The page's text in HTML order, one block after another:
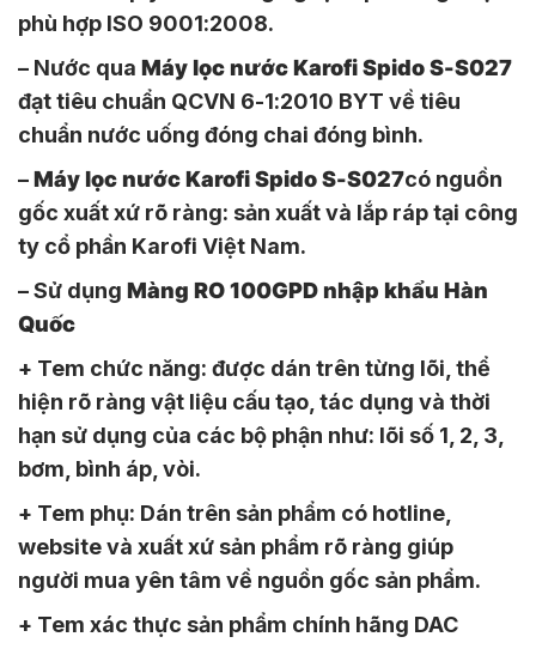
phù hợp ISO 9001:2008.
– Nước qua Máy lọc nước Karofi Spido S-S027
đạt tiêu chuẩn QCVN 6-1:2010 BYT về tiêu
chuẩn nước uống đóng chai đóng bình.
–Máy lọc nước Karofi Spido S-S027có nguồn
gốc xuất xứ rõ ràng: sản xuất và lắp ráp tại công
ty cổ phần Karofi Việt Nam.
– Sử dụng Màng RO 100GPD nhập khẩu Hàn
Quốc
+ Tem chức năng: được dán trên từng lõi, thể
hiện rõ ràng vật liệu cấu tạo, tác dụng và thời
hạn sử dụng của các bộ phận như: lõi số 1, 2, 3,
bơm, bình áp, vòi.
+ Tem phụ: Dán trên sản phẩm có hotline,
website và xuất xứ sản phẩm rõ ràng giúp
người mua yên tâm về nguồn gốc sản phẩm.
+ Tem xác thực sản phẩm chính hãng DAC